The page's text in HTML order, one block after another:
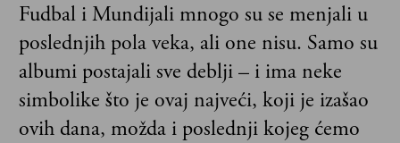
Fudbal i Mundijali mnogo su se menjali u
poslednjih pola veka, ali one nisu. Samo su
albumi postajali sve deblji – i ima neke
simbolike što je ovaj najveći, koji je izašao
ovih dana, možda i poslednji kojeg ćemo